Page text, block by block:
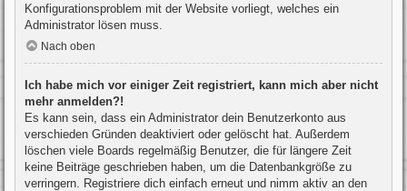
Konfigurationsproblem mit der Website vorliegt, welches ein
Administrator lösen muss.
Nach oben
Ich habe mich vor einiger Zeit registriert, kann mich aber nicht
mehr anmelden?!
Es kann sein, dass ein Administrator dein Benutzerkonto aus
verschieden Gründen deaktiviert oder gelöscht hat. Außerdem
löschen viele Boards regelmäßig Benutzer, die für längere Zeit
keine Beiträge geschrieben haben, um die Datenbankgröße zu
verringern. Registriere dich einfach erneut und nimm aktiv an den